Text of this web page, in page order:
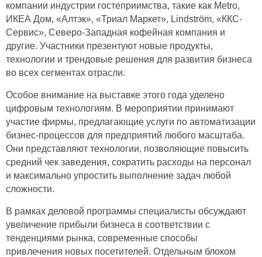
компании индустрии гостеприимства, такие как Metro,
ИКЕА Дом, «Алтэк», «Триал Маркет», Lindström, «ККС-
Сервис», Северо-Западная кофейная компания и
другие. Участники презентуют новые продукты,
технологии и трендовые решения для развития бизнеса
во всех сегментах отрасли.
Особое внимание на выставке этого года уделено
цифровым технологиям. В мероприятии принимают
участие фирмы, предлагающие услуги по автоматизации
бизнес-процессов для предприятий любого масштаба.
Они представляют технологии, позволяющие повысить
средний чек заведения, сократить расходы на персонал
и максимально упростить выполнение задач любой
сложности.
В рамках деловой программы специалисты обсуждают
увеличение прибыли бизнеса в соответствии с
тенденциями рынка, современные способы
привлечения новых посетителей. Отдельным блоком